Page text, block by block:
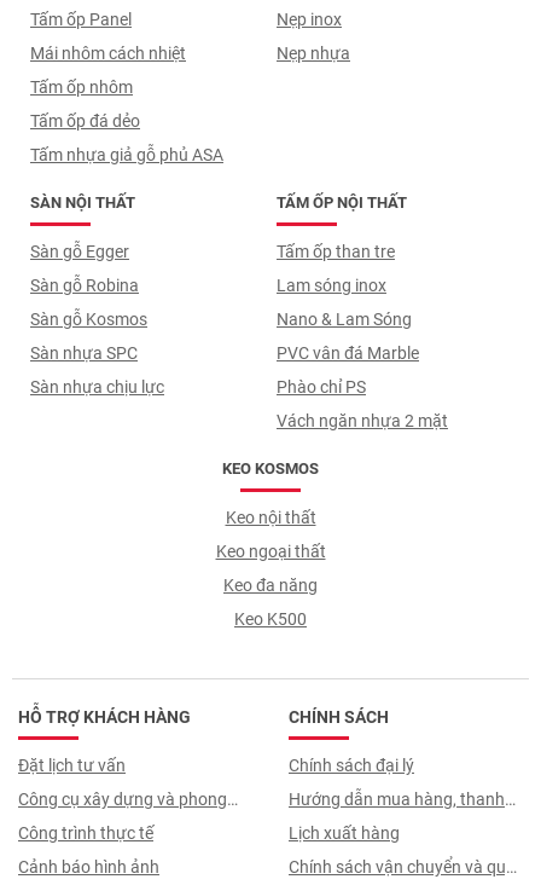
Tấm ốp Panel
Mái nhôm cách nhiệt
Tấm ốp nhôm
Tấm ốp đá dẻo
Tấm nhựa giả gỗ phủ ASA
TẤM ỐP NỘI THẤT
Tấm ốp than tre
Lam sóng inox
Nano & Lam Sóng
PVC vân đá Marble
Phào chỉ PS
Vách ngăn nhựa 2 mặt
SÀN NỘI THẤT
Sàn gỗ Egger
Sàn gỗ Robina
Sàn gỗ Kosmos
Sàn nhựa SPC
Sàn nhựa chịu lực
Nẹp inox
Nẹp nhựa
KEO KOSMOS
Keo nội thất
Keo ngoại thất
Keo đa năng
Keo K500
HỖ TRỢ KHÁCH HÀNG
Đặt lịch tư vấn
Công cụ xây dựng và phong
thuỷ
Công trình thực tế
Cảnh báo hình ảnh
CHÍNH SÁCH
Chính sách đại lý
Hướng dẫn mua hàng, thanh
toán, quy trình ký hợp đồng
Lịch xuất hàng
Chính sách vận chuyển và quy